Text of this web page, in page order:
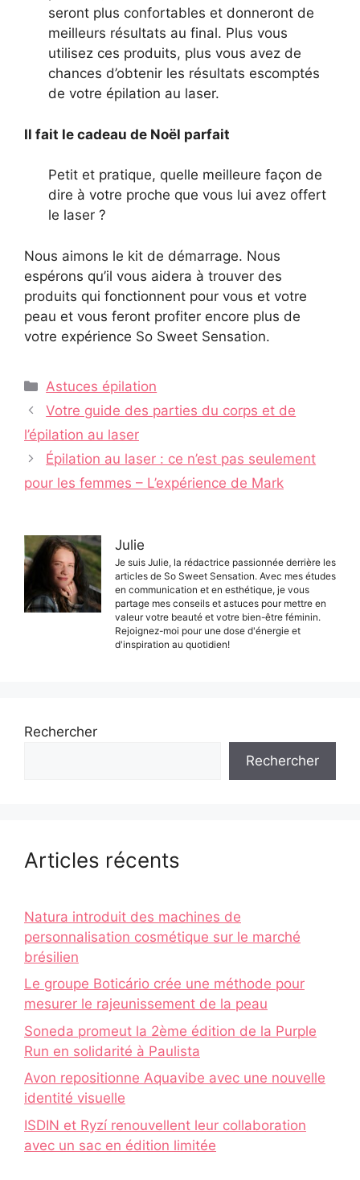
seront plus confortables et donneront de
meilleurs résultats au final. Plus vous
utilisez ces produits, plus vous avez de
chances d’obtenir les résultats escomptés
de votre épilation au laser.
Il fait le cadeau de Noël parfait
Petit et pratique, quelle meilleure façon de
dire à votre proche que vous lui avez offert
le laser ?
Nous aimons le kit de démarrage. Nous
espérons qu’il vous aidera à trouver des
produits qui fonctionnent pour vous et votre
peau et vous feront profiter encore plus de
votre expérience So Sweet Sensation.
Catégories
Astuces épilation
Navigation
des
articles
Votre guide des parties du corps et de
l’épilation au laser
Épilation au laser : ce n’est pas seulement
pour les femmes – L’expérience de Mark
Julie
Je suis Julie, la rédactrice passionnée derrière les
articles de So Sweet Sensation. Avec mes études
en communication et en esthétique, je vous
partage mes conseils et astuces pour mettre en
valeur votre beauté et votre bien-être féminin.
Rejoignez-moi pour une dose d'énergie et
d'inspiration au quotidien!
Rechercher
Rechercher
Articles récents
Natura introduit des machines de
personnalisation cosmétique sur le marché
brésilien
Le groupe Boticário crée une méthode pour
mesurer le rajeunissement de la peau
Soneda promeut la 2ème édition de la Purple
Run en solidarité à Paulista
Avon repositionne Aquavibe avec une nouvelle
identité visuelle
ISDIN et Ryzí renouvellent leur collaboration
avec un sac en édition limitée